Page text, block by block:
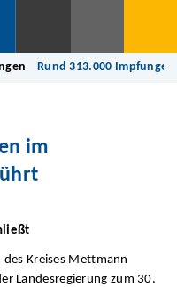
Rund 313.000
im
des Kreises Mettmann
Landesregierung zum 30.